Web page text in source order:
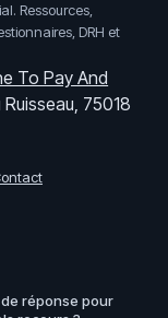
Ressources,
DRH et
To Pay And
75018
réponse pour